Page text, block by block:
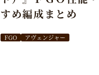
すめ編成まとめ
FGO アヴェンジャー